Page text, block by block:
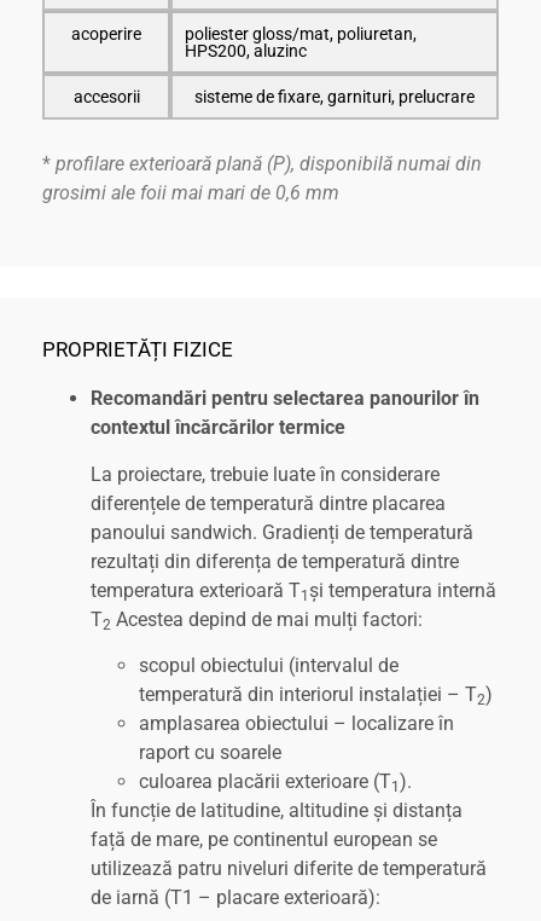
acoperire
poliester gloss/mat, poliuretan,
HPS200, aluzinc
accesorii sisteme de fixare, garnituri, prelucrare
* profilare exterioară plană (P), disponibilă numai din
grosimi ale foii mai mari de 0,6 mm
PROPRIETĂȚI FIZICE
Recomandări pentru selectarea panourilor în
contextul încărcărilor termice
La proiectare, trebuie luate în considerare
diferențele de temperatură dintre placarea
panoului sandwich. Gradienți de temperatură
rezultați din diferența de temperatură dintre
temperatura exterioară T1și temperatura internă
T2 Acestea depind de mai mulți factori:
scopul obiectului (intervalul de
temperatură din interiorul instalației – T2)
amplasarea obiectului – localizare în
raport cu soarele
culoarea placării exterioare (T1 ).
În funcție de latitudine, altitudine și distanța
față de mare, pe continentul european se
utilizează patru niveluri diferite de temperatură
de iarnă (T1 – placare exterioară):